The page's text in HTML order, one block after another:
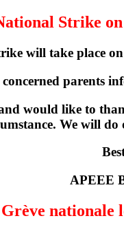
Strike
will take place on
parents
would like to
We will
APEEE
Grève nationale